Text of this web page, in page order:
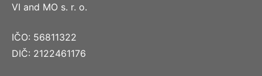
VI and MO s. r. o.
IČO: 56811322
DIČ: 2122461176